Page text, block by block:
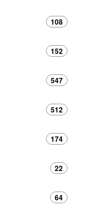
108
152
547
512
174
22
64